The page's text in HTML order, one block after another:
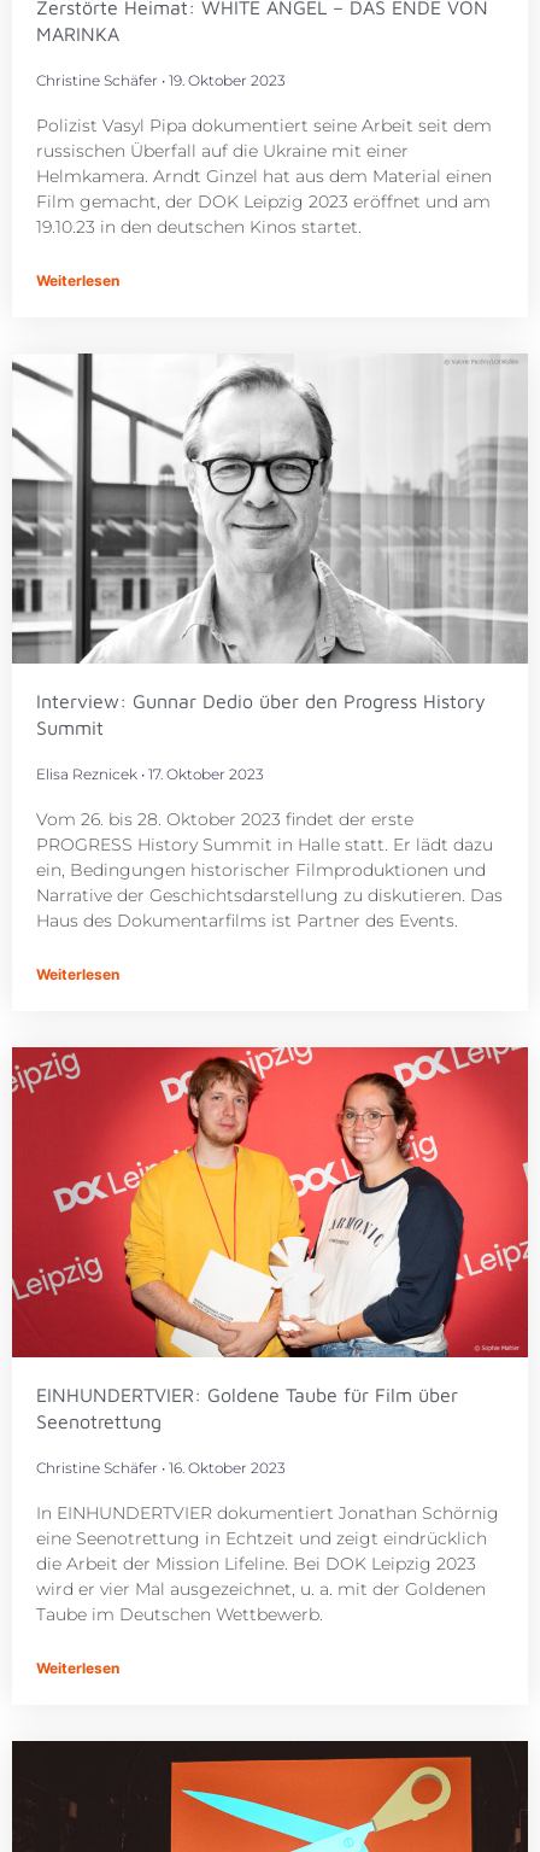
Zerstörte Heimat: WHITE ANGEL – DAS ENDE VON
MARINKA
Christine Schäfer 19. Oktober 2023
Polizist Vasyl Pipa dokumentiert seine Arbeit seit dem
russischen Überfall auf die Ukraine mit einer
Helmkamera. Arndt Ginzel hat aus dem Material einen
Film gemacht, der DOK Leipzig 2023 eröffnet und am
19.10.23 in den deutschen Kinos startet.
Weiterlesen
Interview: Gunnar Dedio über den Progress History
Summit
Elisa Reznicek 17. Oktober 2023
Vom 26. bis 28. Oktober 2023 findet der erste
PROGRESS History Summit in Halle statt. Er lädt dazu
ein, Bedingungen historischer Filmproduktionen und
Narrative der Geschichtsdarstellung zu diskutieren. Das
Haus des Dokumentarfilms ist Partner des Events.
Weiterlesen
EINHUNDERTVIER: Goldene Taube für Film über
Seenotrettung
Christine Schäfer 16. Oktober 2023
In EINHUNDERTVIER dokumentiert Jonathan Schörnig
eine Seenotrettung in Echtzeit und zeigt eindrücklich
die Arbeit der Mission Lifeline. Bei DOK Leipzig 2023
wird er vier Mal ausgezeichnet, u. a. mit der Goldenen
Taube im Deutschen Wettbewerb.
Weiterlesen